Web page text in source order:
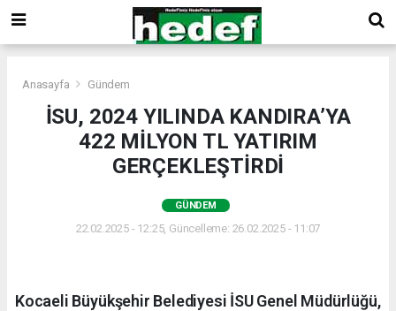
Anasayfa Gündem
İSU, 2024 YILINDA KANDIRA’YA
422 MİLYON TL YATIRIM
GERÇEKLEŞTİRDİ
GÜNDEM
22.02.2025 - 12:25, Güncelleme: 26.02.2025 - 11:07
Kocaeli Büyükşehir Belediyesi İSU Genel Müdürlüğü,